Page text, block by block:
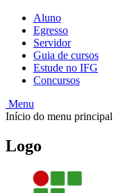
Aluno
Egresso
Servidor
Guia de cursos
Estude no IFG
Concursos
Menu
Início do menu principal
Logo